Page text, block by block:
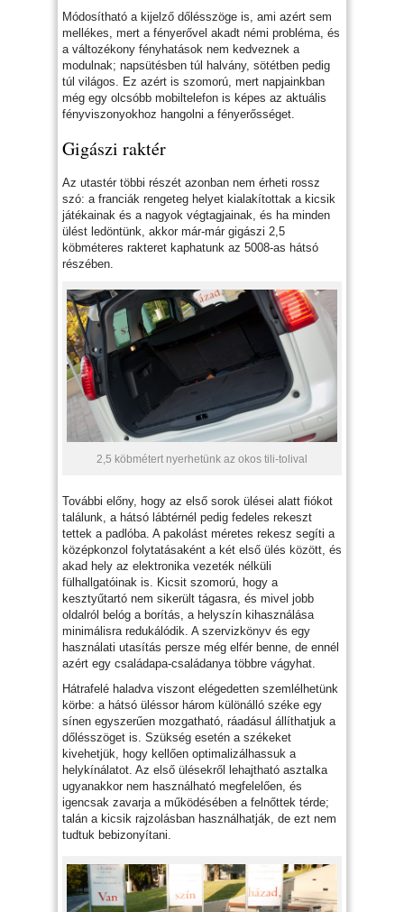
Módosítható a kijelző dőlésszöge is, ami azért sem
mellékes, mert a fényerővel akadt némi probléma, és
a változékony fényhatások nem kedveznek a
modulnak; napsütésben túl halvány, sötétben pedig
túl világos. Ez azért is szomorú, mert napjainkban
még egy olcsóbb mobiltelefon is képes az aktuális
fényviszonyokhoz hangolni a fényerősséget.
Gigászi raktér
Az utastér többi részét azonban nem érheti rossz
szó: a franciák rengeteg helyet kialakítottak a kicsik
játékainak és a nagyok végtagjainak, és ha minden
ülést ledöntünk, akkor már-már gigászi 2,5
köbméteres rakteret kaphatunk az 5008-as hátsó
részében.
2,5 köbmétert nyerhetünk az okos tili-tolival
További előny, hogy az első sorok ülései alatt fiókot
találunk, a hátsó lábtérnél pedig fedeles rekeszt
tettek a padlóba. A pakolást méretes rekesz segíti a
középkonzol folytatásaként a két első ülés között, és
akad hely az elektronika vezeték nélküli
fülhallgatóinak is. Kicsit szomorú, hogy a
kesztyűtartó nem sikerült tágasra, és mivel jobb
oldalról belóg a borítás, a helyszín kihasználása
minimálisra redukálódik. A szervizkönyv és egy
használati utasítás persze még elfér benne, de ennél
azért egy családapa-családanya többre vágyhat.
Hátrafelé haladva viszont elégedetten szemlélhetünk
körbe: a hátsó üléssor három különálló széke egy
sínen egyszerűen mozgatható, ráadásul állíthatjuk a
dőlésszöget is. Szükség esetén a székeket
kivehetjük, hogy kellően optimalizálhassuk a
helykínálatot. Az első ülésekről lehajtható asztalka
ugyanakkor nem használható megfelelően, és
igencsak zavarja a működésében a felnőttek térde;
talán a kicsik rajzolásban használhatják, de ezt nem
tudtuk bebizonyítani.